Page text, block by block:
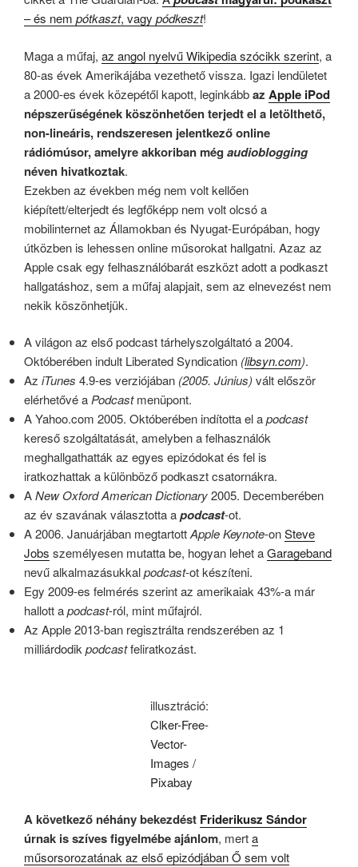
– és nem pótkaszt, vagy pódkeszt!
Maga a műfaj, az angol nyelvű Wikipedia szócikk szerint, a
80-as évek Amerikájába vezethető vissza. Igazi lendületet
a 2000-es évek közepétől kapott, leginkábbaz Apple iPod
népszerűségének köszönhetően terjedt el a letölthető,
non-lineáris, rendszeresen jelentkező online
rádiómúsor, amelyre akkoriban még audioblogging
néven hivatkoztak.
Ezekben az években még nem volt kellően
kiépített/elterjedt és legfőképp nem volt olcsó a
mobilinternet az Államokban és Nyugat-Európában, hogy
útközben is lehessen online műsorokat hallgatni. Azaz az
Apple csak egy felhasználóbarát eszközt adott a podkaszt
hallgatáshoz, sem a műfaj alapjait, sem az elnevezést nem
nekik köszönhetjük.
A világon az első podcast tárhelyszolgáltató a 2004.
Októberében indult Liberated Syndication (libsyn.com).
Az iTunes 4.9-es verziójában (2005. Június) vált először
elérhetővé aPodcastmenüpont.
A Yahoo.com 2005. Októberében indította el apodcast
kereső szolgáltatását, amelyben a felhasználók
meghallgathatták az egyes epizódokat és fel is
iratkozhattak a különböző podkaszt csatornákra.
ANew Oxford American Dictionary2005. Decemberében
az év szavának választotta apodcast-ot.
A 2006. Januárjában megtartottApple Keynote-onSteve
Jobs személyesen mutatta be, hogyan lehet aGarageband
nevű alkalmazásukkalpodcast-ot készíteni.
Egy 2009-es felmérés szerint az amerikaiak 43%-a már
hallott apodcast-ról, mint műfajról.
Az Apple 2013-ban regisztrálta rendszerében az 1
milliárdodikpodcastfeliratkozást.
illusztráció:
Clker-Free-
Vector-
Images /
Pixabay
A következő néhány bekezdést Friderikusz Sándor
úrnak is szíves figyelmébe ajánlom, merta
műsorsorozatának az első epizódjában Ő sem volt